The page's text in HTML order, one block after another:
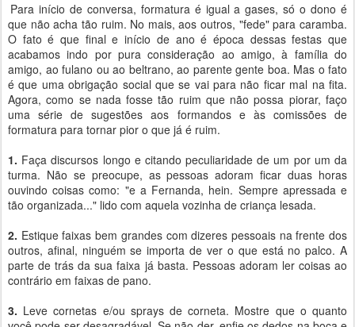
Para início de conversa, formatura é igual a gases, só o dono é
que não acha tão ruim. No mais, aos outros, "fede" para caramba.
O fato é que final e início de ano é época dessas festas que
acabamos indo por pura consideração ao amigo, à família do
amigo, ao fulano ou ao beltrano, ao parente gente boa. Mas o fato
é que uma obrigação social que se vai para não ficar mal na fita.
Agora, como se nada fosse tão ruim que não possa piorar, faço
uma série de sugestões aos formandos e às comissões de
formatura para tornar pior o que já é ruim.
1. Faça discursos longo e citando peculiaridade de um por um da
turma. Não se preocupe, as pessoas adoram ficar duas horas
ouvindo coisas como: "e a Fernanda, hein. Sempre apressada e
tão organizada..." lido com aquela vozinha de criança lesada.
2. Estique faixas bem grandes com dizeres pessoais na frente dos
outros, afinal, ninguém se importa de ver o que está no palco. A
parte de trás da sua faixa já basta. Pessoas adoram ler coisas ao
contrário em faixas de pano.
3. Leve cornetas e/ou sprays de corneta. Mostre que o quanto